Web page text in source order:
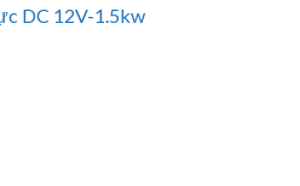
DC 12V-1.5kw